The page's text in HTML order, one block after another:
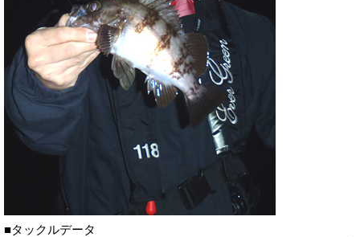
■タックルデータ